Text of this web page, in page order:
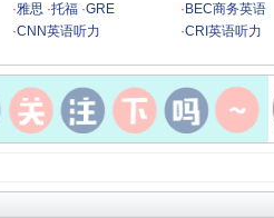
·雅思 ·托福 ·GRE · BEC商务英语
·CNN英语听力 ·CRI英语听力